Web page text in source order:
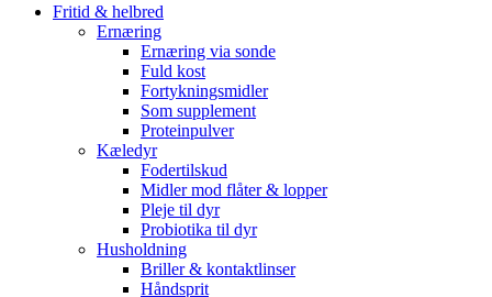
Fritid & helbred
Ernæring
Ernæring via sonde
Fuld kost
Fortykningsmidler
Som supplement
Proteinpulver
Kæledyr
Fodertilskud
Midler mod flåter & lopper
Pleje til dyr
Probiotika til dyr
Husholdning
Briller & kontaktlinser
Håndsprit